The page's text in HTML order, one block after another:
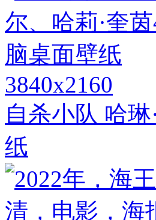
3840x2160
自杀小队 哈
纸